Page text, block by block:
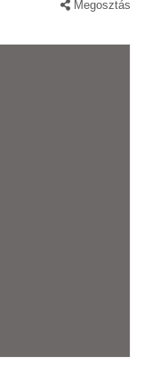
Megosztás